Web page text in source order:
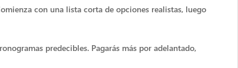
con una lista corta de opciones realistas, luego
predecibles. Pagarás más por adelantado,